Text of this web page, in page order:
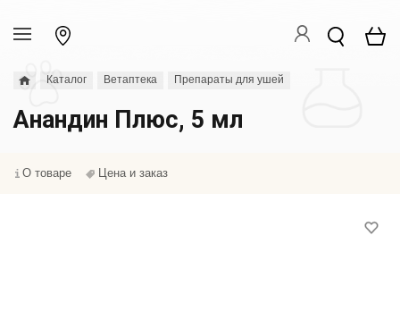
Каталог Ветаптека Препараты для ушей
Анандин Плюс, 5 мл
О товаре Цена и заказ